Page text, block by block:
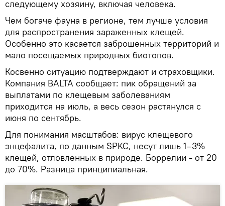
следующему хозяину, включая человека.
Чем богаче фауна в регионе, тем лучше условия
для распространения зараженных клещей.
Особенно это касается заброшенных территорий и
мало посещаемых природных биотопов.
Косвенно ситуацию подтверждают и страховщики.
Компания BALTA сообщает: пик обращений за
выплатами по клещевым заболеваниям
приходится на июль, а весь сезон растянулся с
июня по сентябрь.
Для понимания масштабов: вирус клещевого
энцефалита, по данным SPKC, несут лишь 1–3%
клещей, отловленных в природе. Боррелии - от 20
до 70%. Разница принципиальная.